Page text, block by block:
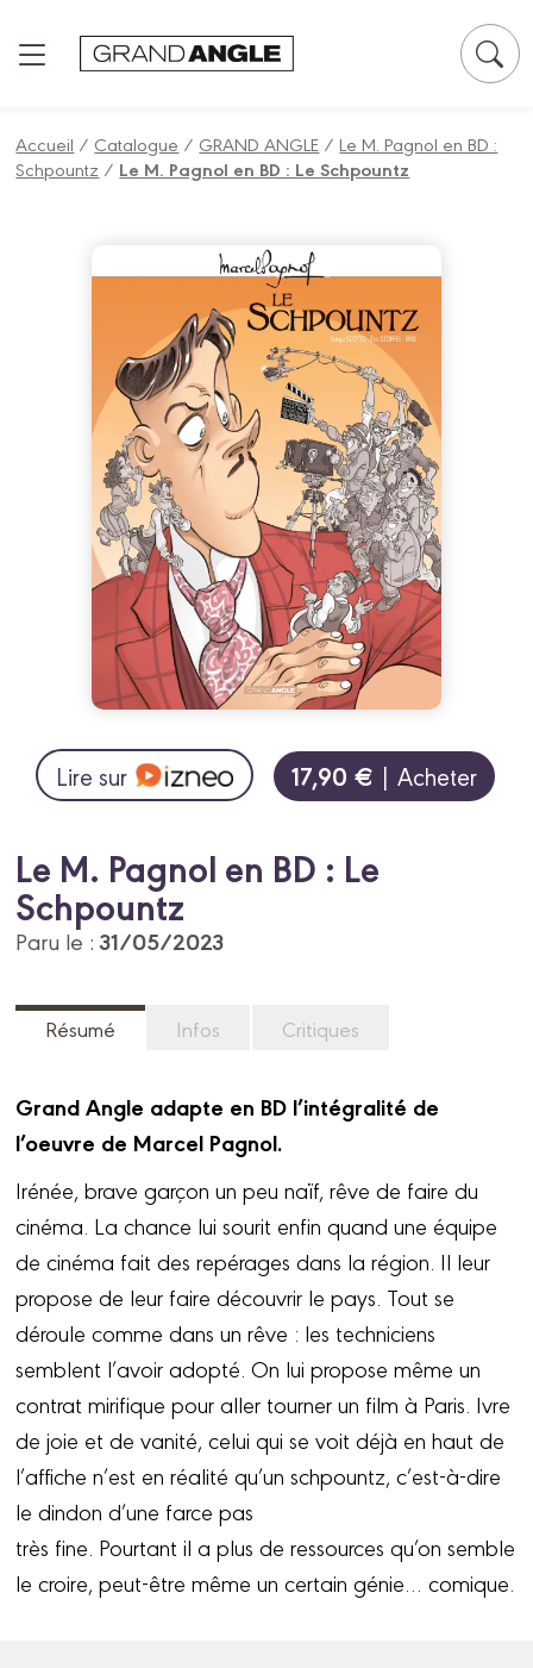
Accueil / Catalogue / GRAND ANGLE /Le M. Pagnol en BD :
Schpountz / Le M. Pagnol en BD : Le Schpountz
Lire sur 17,90 € | Acheter
Le M. Pagnol en BD : Le
Schpountz
Paru le :31/05/2023
Résumé Infos Critiques
Grand Angle adapte en BD l’intégralité de
l’oeuvre de Marcel Pagnol.
Irénée, brave garçon un peu naïf, rêve de faire du
cinéma. La chance lui sourit enfin quand une équipe
de cinéma fait des repérages dans la région. Il leur
propose de leur faire découvrir le pays. Tout se
déroule comme dans un rêve : les techniciens
semblent l’avoir adopté. On lui propose même un
contrat mirifique pour aller tourner un film à Paris. Ivre
de joie et de vanité, celui qui se voit déjà en haut de
l’affiche n’est en réalité qu’un schpountz, c’est-à-dire
le dindon d’une farce pas
très fine. Pourtant il a plus de ressources qu’on semble
le croire, peut-être même un certain génie… comique.